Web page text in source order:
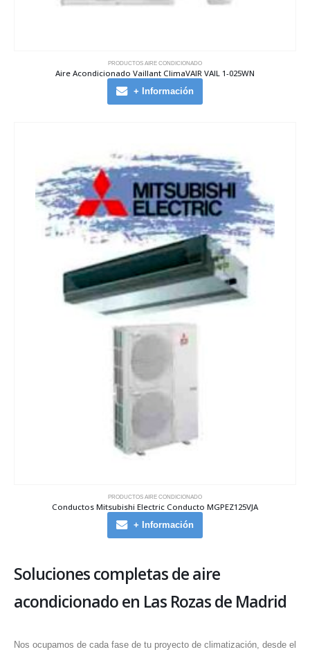
PRODUCTOS AIRE CONDICIONADO
Aire Acondicionado Vaillant ClimaVAIR VAIL 1-025WN
+ Información
PRODUCTOS AIRE CONDICIONADO
Conductos Mitsubishi Electric Conducto MGPEZ125VJA
+ Información
Soluciones completas de aire
acondicionado en Las Rozas de Madrid
Nos ocupamos de cada fase de tu proyecto de climatización, desde el